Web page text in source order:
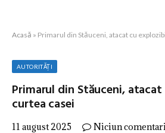
Acasă » Primarul din Stăuceni, atacat cu
AUTORITĂȚI
Primarul din Stăuceni,
curtea casei
11 august 2025 Niciun